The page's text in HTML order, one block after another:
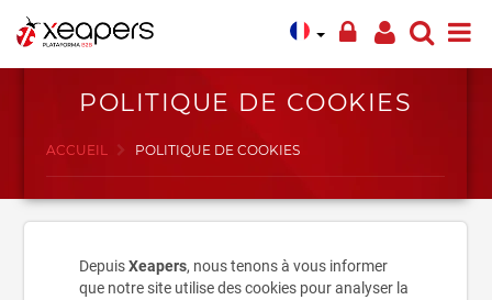
POLITIQUE DE COOKIES
ACCUEIL POLITIQUE DE COOKIES
DepuisXeapers, nous tenons à vous informer
que notre site utilise des cookies pour analyser la